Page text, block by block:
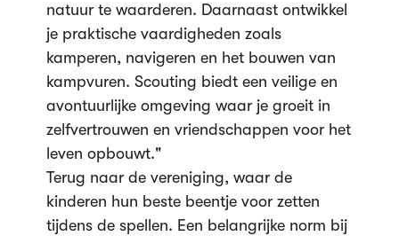
natuur te waarderen. Daarnaast ontwikkel
je praktische vaardigheden zoals
kamperen, navigeren en het bouwen van
kampvuren. Scouting biedt een veilige en
avontuurlijke omgeving waar je groeit in
zelfvertrouwen en vriendschappen voor het
leven opbouwt."
Terug naar de vereniging, waar de
kinderen hun beste beentje voor zetten
tijdens de spellen. Een belangrijke norm bij